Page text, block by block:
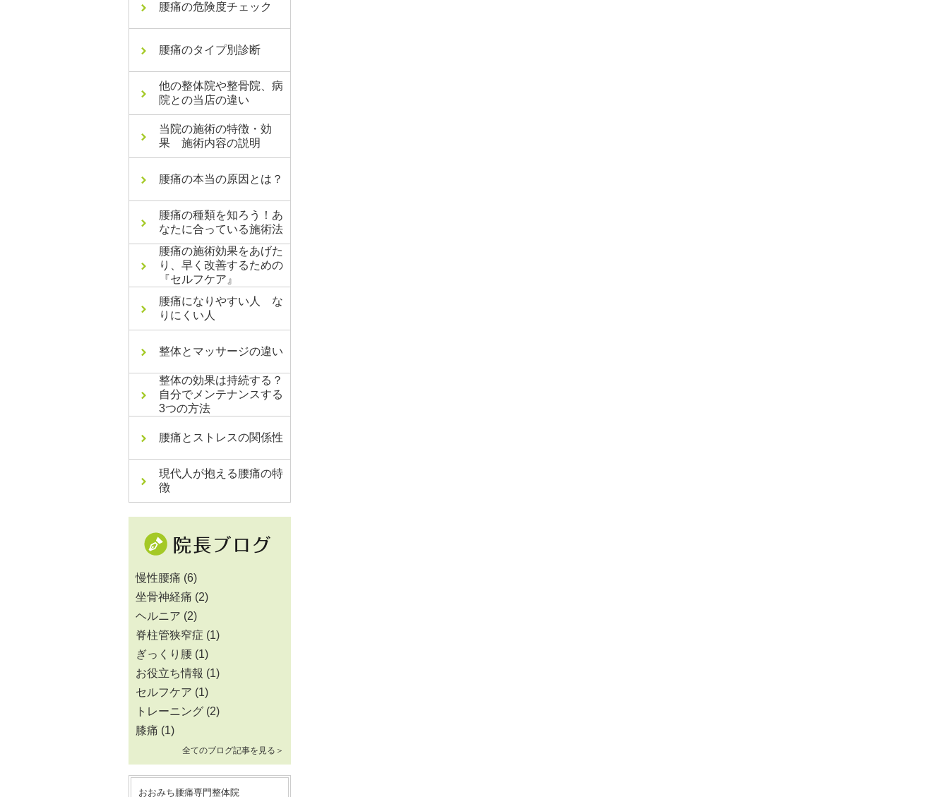
腰痛の危険度チェック
腰痛のタイプ別診断
他の整体院や整骨院、病
院との当店の違い
当院の施術の特徴・効
果 施術内容の説明
腰痛の本当の原因とは？
腰痛の種類を知ろう！あ
なたに合っている施術法
腰痛の施術効果をあげた
り、早く改善するための
『セルフケア』
腰痛になりやすい人 な
りにくい人
整体とマッサージの違い
整体の効果は持続する？
自分でメンテナンスする
3つの方法
腰痛とストレスの関係性
現代人が抱える腰痛の特
徴
慢性腰痛 (6)
坐骨神経痛 (2)
ヘルニア (2)
脊柱管狭窄症 (1)
ぎっくり腰 (1)
お役立ち情報 (1)
セルフケア (1)
トレーニング (2)
膝痛 (1)
全てのブログ記事を見る＞
おおみち腰痛専門整体院